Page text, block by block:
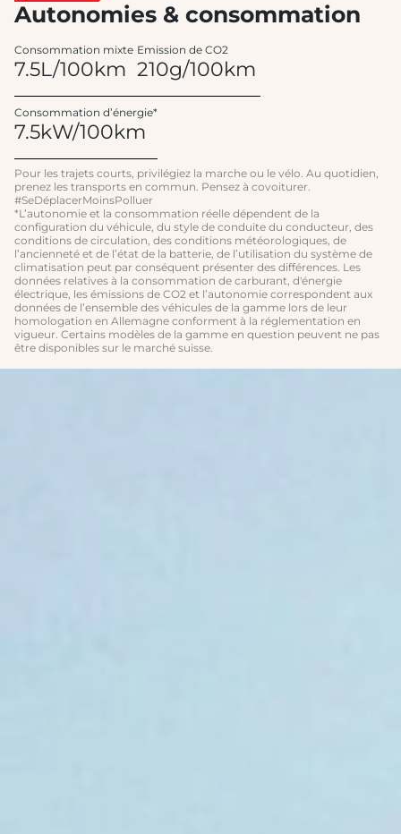
Autonomies & consommation
Consommation mixte
7.5L/100km
Emission de CO2
210g/100km
Consommation d’énergie*
7.5kW/100km
Pour les trajets courts, privilégiez la marche ou le vélo. Au quotidien,
prenez les transports en commun. Pensez à covoiturer.
#SeDéplacerMoinsPolluer
*L’autonomie et la consommation réelle dépendent de la
configuration du véhicule, du style de conduite du conducteur, des
conditions de circulation, des conditions météorologiques, de
l’ancienneté et de l’état de la batterie, de l’utilisation du système de
climatisation peut par conséquent présenter des différences. Les
données relatives à la consommation de carburant, d'énergie
électrique, les émissions de CO2 et l’autonomie correspondent aux
données de l’ensemble des véhicules de la gamme lors de leur
homologation en Allemagne conforment à la réglementation en
vigueur. Certains modèles de la gamme en question peuvent ne pas
être disponibles sur le marché suisse.